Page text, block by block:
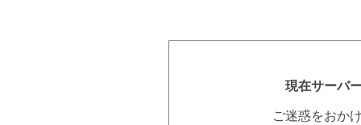
現在サーバ
ご迷惑をおか